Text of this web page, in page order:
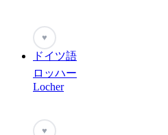
♥
ドイツ語
ロッハー
Locher
♥